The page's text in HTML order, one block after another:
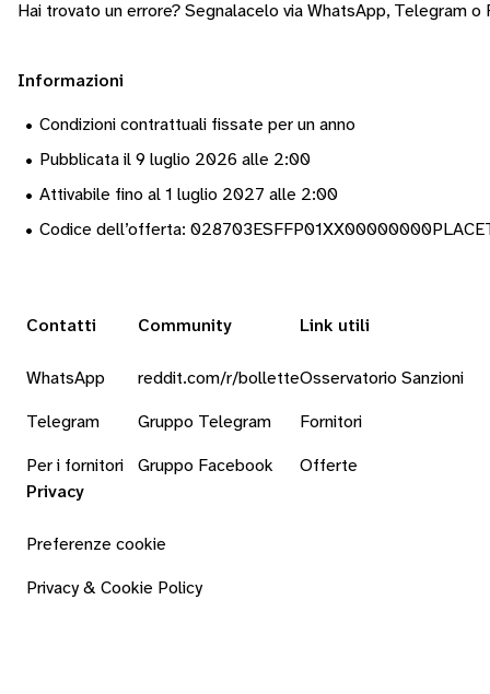
Hai trovato un errore? Segnalacelo via WhatsApp, Telegram o
Informazioni
• Condizioni contrattuali fissate per un anno
• Pubblicata il 9 luglio 2026 alle 2:00
• Attivabile fino al 1 luglio 2027 alle 2:00
• Codice dell’offerta:
Contatti
WhatsApp
Telegram
Per i fornitori
Community
reddit.com/r/bollette
Gruppo Telegram
Gruppo Facebook
Link utili
Osservatorio Sanzioni
Fornitori
Offerte
Privacy
Preferenze cookie
Privacy & Cookie Policy